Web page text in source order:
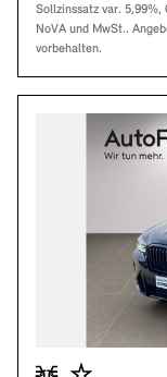
Sollzinssatz var.
NoVA und MwSt..
vorbehalten.